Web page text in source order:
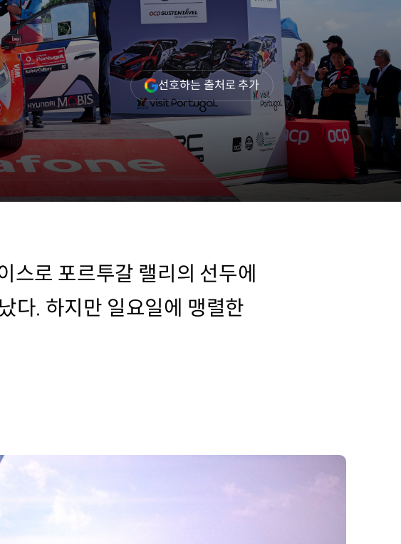
선호하는 출처로 추가(새
창
스로 포르투갈 랠리의 선두에
다. 하지만 일요일에 맹렬한